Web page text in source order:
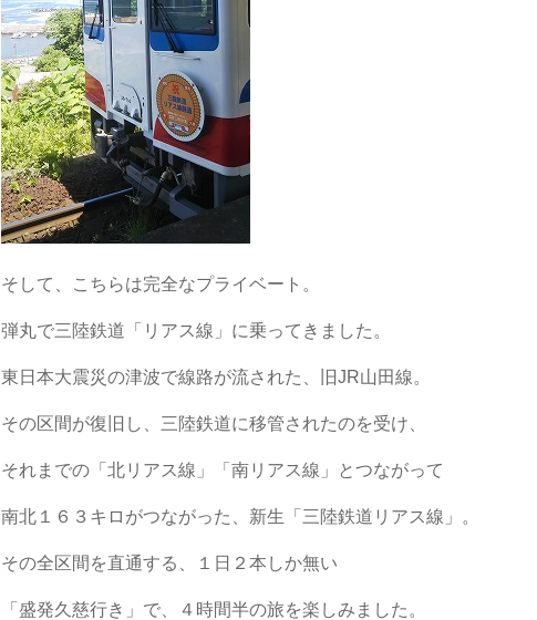
そして、こちらは完全なプライベート。
弾丸で三陸鉄道「リアス線」に乗ってきました。
東日本大震災の津波で線路が流された、旧JR山田線。
その区間が復旧し、三陸鉄道に移管されたのを受け、
それまでの「北リアス線」「南リアス線」とつながって
南北１６３キロがつながった、新生「三陸鉄道リアス線」。
その全区間を直通する、１日２本しか無い
「盛発久慈行き」で、４時間半の旅を楽しみました。